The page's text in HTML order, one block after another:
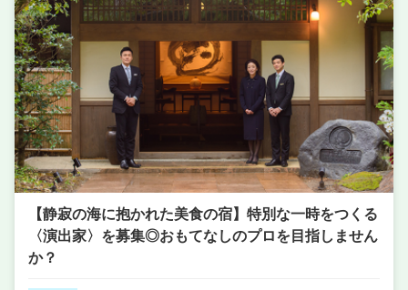
単価 4000円〜5000円
【静寂の海に抱かれた美食の宿】特別な一時をつくる
〈演出家〉を募集◎おもてなしのプロを目指しません
か？